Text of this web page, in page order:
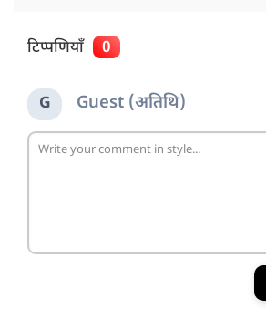
टिप्पणियाँ 0
G Guest (अतिथि)